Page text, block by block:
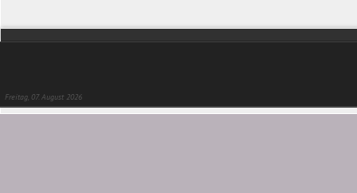
Freitag, 07. August 2026